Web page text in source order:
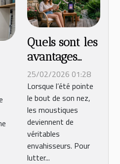
Quels sont les
avantages
écologiques
des lampes
anti
moustique ?
25/02/2026 01:28
Lorsque l’été pointe
le bout de son nez,
les moustiques
deviennent de
véritables
envahisseurs. Pour
lutter...